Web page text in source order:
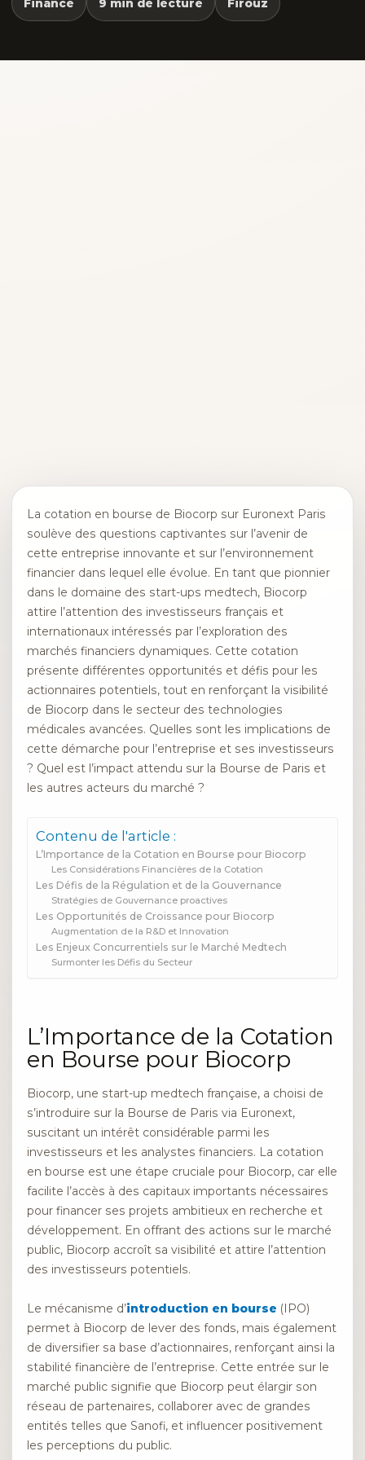
Finance 9 min de lecture Firouz
La cotation en bourse de Biocorp sur Euronext Paris
soulève des questions captivantes sur l’avenir de
cette entreprise innovante et sur l’environnement
financier dans lequel elle évolue. En tant que pionnier
dans le domaine des start-ups medtech, Biocorp
attire l’attention des investisseurs français et
internationaux intéressés par l’exploration des
marchés financiers dynamiques. Cette cotation
présente différentes opportunités et défis pour les
actionnaires potentiels, tout en renforçant la visibilité
de Biocorp dans le secteur des technologies
médicales avancées. Quelles sont les implications de
cette démarche pour l’entreprise et ses investisseurs
? Quel est l’impact attendu sur la Bourse de Paris et
les autres acteurs du marché ?
Contenu de l'article :
L’Importance de la Cotation en Bourse pour Biocorp
Les Considérations Financières de la Cotation
Les Défis de la Régulation et de la Gouvernance
Stratégies de Gouvernance proactives
Les Opportunités de Croissance pour Biocorp
Augmentation de la R&D et Innovation
Les Enjeux Concurrentiels sur le Marché Medtech
Surmonter les Défis du Secteur
L’Importance de la Cotation
en Bourse pour Biocorp
Biocorp, une start-up medtech française, a choisi de
s’introduire sur la Bourse de Paris via Euronext,
suscitant un intérêt considérable parmi les
investisseurs et les analystes financiers. La cotation
en bourse est une étape cruciale pour Biocorp, car elle
facilite l’accès à des capitaux importants nécessaires
pour financer ses projets ambitieux en recherche et
développement. En offrant des actions sur le marché
public, Biocorp accroît sa visibilité et attire l’attention
des investisseurs potentiels.
Le mécanisme d’introduction en bourse (IPO)
permet à Biocorp de lever des fonds, mais également
de diversifier sa base d’actionnaires, renforçant ainsi la
stabilité financière de l’entreprise. Cette entrée sur le
marché public signifie que Biocorp peut élargir son
réseau de partenaires, collaborer avec de grandes
entités telles que Sanofi, et influencer positivement
les perceptions du public.